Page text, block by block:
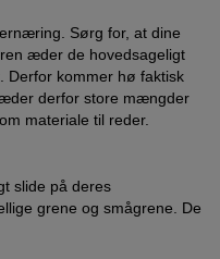
Sørg for, at dine
æder de hovedsageligt
Derfor kommer hø faktisk
derfor store mængder
materiale til reder.
slide på deres
grene og smågrene. De